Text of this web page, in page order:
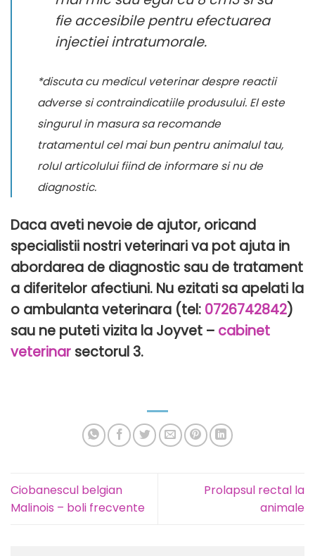
fie accesibile pentru efectuarea
injectiei intratumorale.
*discuta cu medicul veterinar despre reactii
adverse si contraindicatiile produsului. El este
singurul in masura sa recomande
tratamentul cel mai bun pentru animalul tau,
rolul articolului fiind de informare si nu de
diagnostic.
Daca aveti nevoie de ajutor, oricand
specialistii nostri veterinari va pot ajuta in
abordarea de diagnostic sau de tratament
a diferitelor afectiuni. Nu ezitati sa apelati la
o ambulanta veterinara (tel: 0726742842)
sau ne puteti vizita la Joyvet – cabinet
veterinar sectorul 3.
Ciobanescul belgian
Malinois – boli frecvente
Prolapsul rectal la
animale